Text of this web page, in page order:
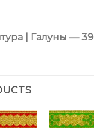
| Галуны —